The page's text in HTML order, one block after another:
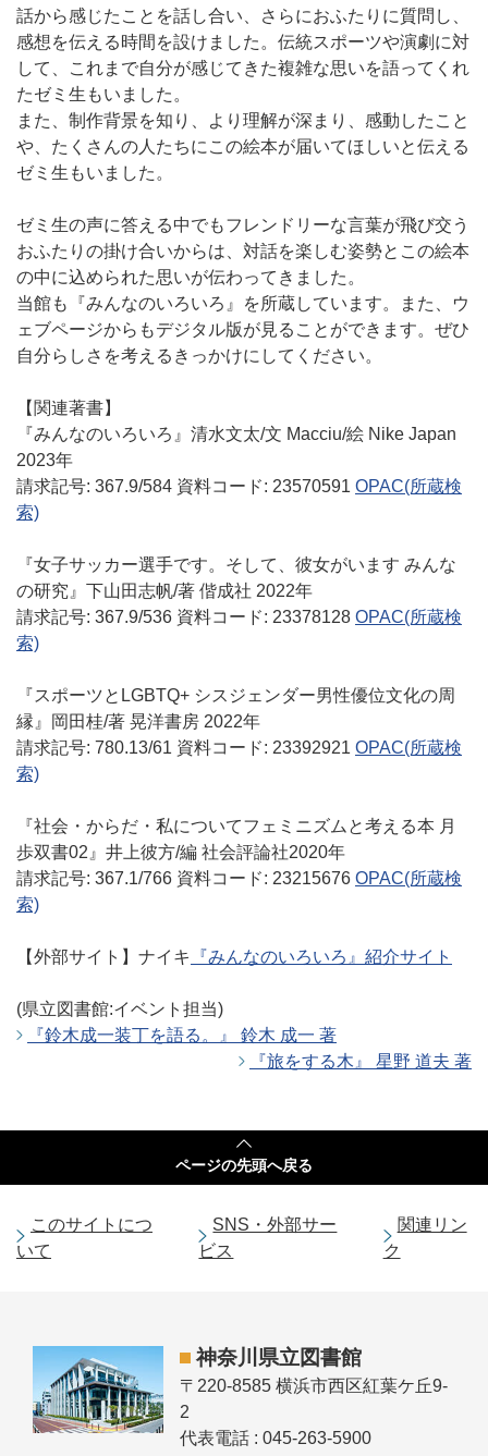
話から感じたことを話し合い、さらにおふたりに質問し、
感想を伝える時間を設けました。伝統スポーツや演劇に対
して、これまで自分が感じてきた複雑な思いを語ってくれ
たゼミ生もいました。
また、制作背景を知り、より理解が深まり、感動したこと
や、たくさんの人たちにこの絵本が届いてほしいと伝える
ゼミ生もいました。
ゼミ生の声に答える中でもフレンドリーな言葉が飛び交う
おふたりの掛け合いからは、対話を楽しむ姿勢とこの絵本
の中に込められた思いが伝わってきました。
当館も『みんなのいろいろ』を所蔵しています。また、ウ
ェブページからもデジタル版が見ることができます。ぜひ
自分らしさを考えるきっかけにしてください。
【関連著書】
『みんなのいろいろ』清水文太/文 Macciu/絵 Nike Japan
2023年
請求記号: 367.9/584 資料コード: 23570591 OPAC(所蔵検
索)
『女子サッカー選手です。そして、彼女がいます みんな
の研究』下山田志帆/著 偕成社 2022年
請求記号: 367.9/536 資料コード: 23378128 OPAC(所蔵検
索)
『スポーツとLGBTQ+ シスジェンダー男性優位文化の周
縁』岡田桂/著 晃洋書房 2022年
請求記号: 780.13/61 資料コード: 23392921 OPAC(所蔵検
索)
『社会・からだ・私についてフェミニズムと考える本 月
歩双書02』井上彼方/編 社会評論社2020年
請求記号: 367.1/766 資料コード: 23215676 OPAC(所蔵検
索)
【外部サイト】ナイキ 『みんなのいろいろ』紹介サイト
(県立図書館:イベント担当)
『鈴木成一装丁を語る。』 鈴木 成一 著
『旅をする木』 星野 道夫 著
このサイトにつ
いて
SNS・外部サー
ビス
関連リン
ク
ページの先頭へ戻る
神奈川県立図書館
〒220-8585 横浜市西区紅葉ケ丘9-
2
代表電話 : 045-263-5900